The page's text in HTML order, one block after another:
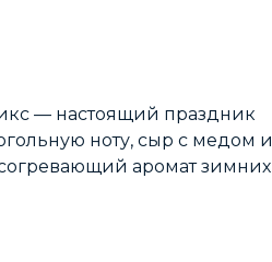
— настоящий праздник
ноту, сыр с медом и
аромат зимних